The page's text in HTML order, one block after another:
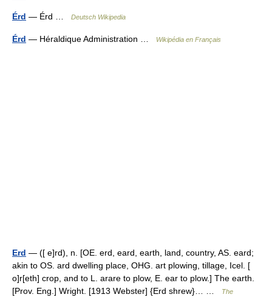
Érd — Érd … Deutsch Wikipedia
Érd — Héraldique Administration … Wikipédia en Français
Erd — ([ e]rd), n. [OE. erd, eard, earth, land, country, AS. eard;
akin to OS. ard dwelling place, OHG. art plowing, tillage, Icel. [
o]r[eth] crop, and to L. arare to plow, E. ear to plow.] The earth.
[Prov. Eng.] Wright. [1913 Webster] {Erd shrew}… …
The